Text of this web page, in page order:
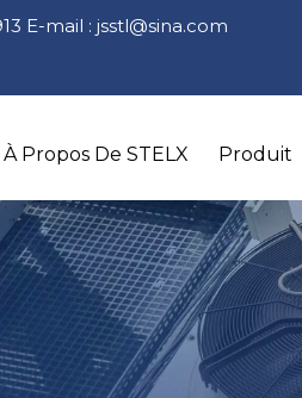
E-mail : jsstl@sina.com
À Propos De STELX Produit